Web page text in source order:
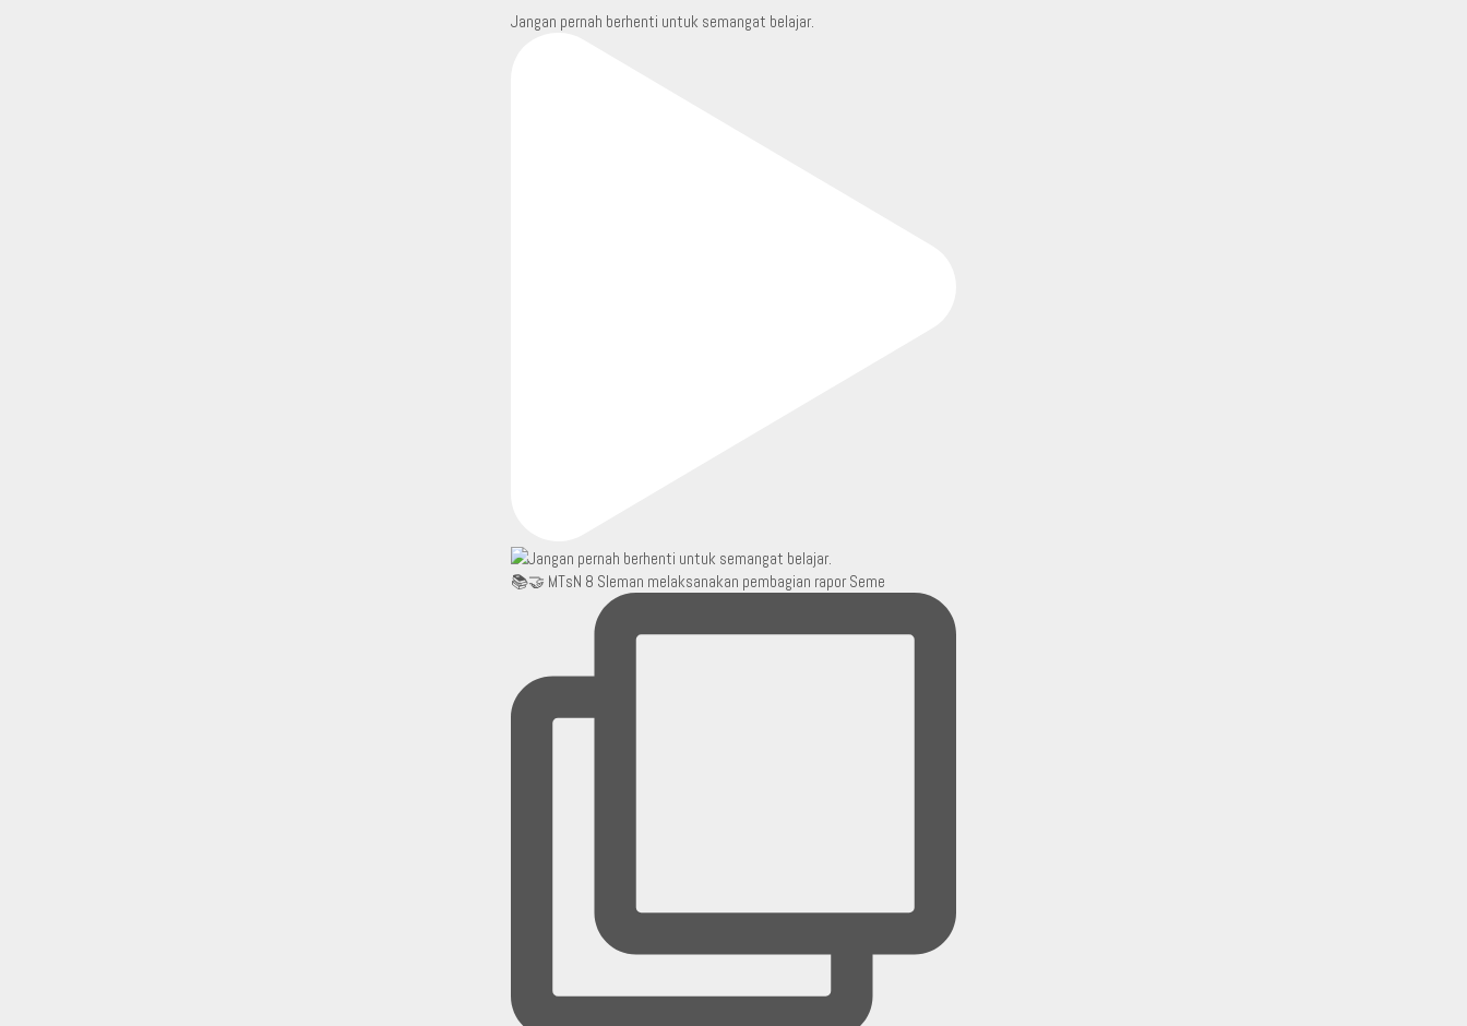
Jangan pernah berhenti untuk semangat belajar.
📚🤝 MTsN 8 Sleman melaksanakan pembagian rapor Seme